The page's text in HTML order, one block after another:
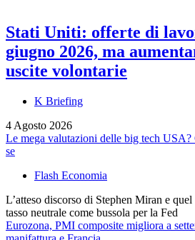
Stati Uniti: offerte di
giugno 2026, ma
uscite volontarie
K Briefing
4 Agosto 2026
Le mega valutazioni delle big tech
se
Flash Economia
L’atteso discorso di Stephen Miran e
tasso neutrale come bussola per la Fed
Eurozona, PMI composite migliora a